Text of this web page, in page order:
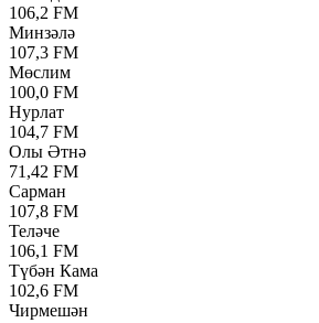
106,2 FM
Минзәлә
107,3 FM
Мөслим
100,0 FM
Нурлат
104,7 FM
Олы Әтнә
71,42 FM
Сарман
107,8 FM
Теләче
106,1 FM
Түбән Кама
102,6 FM
Чирмешән